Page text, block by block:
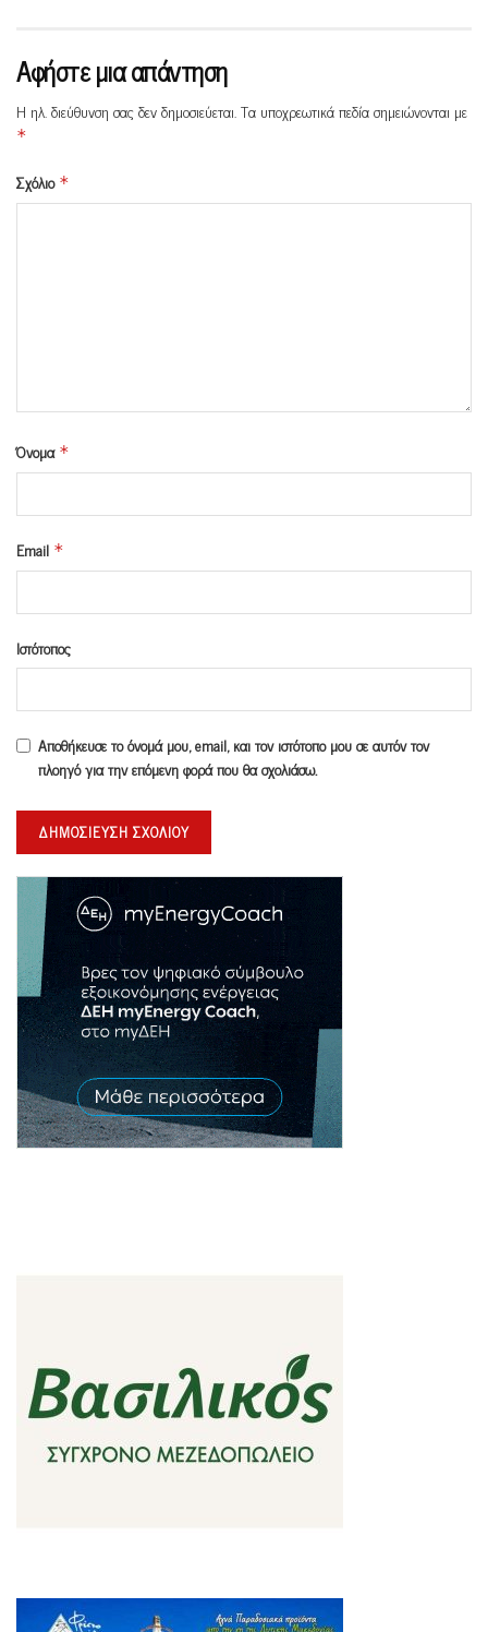
Αφήστε μια απάντηση
Η ηλ. διεύθυνση σας δεν δημοσιεύεται.Τα υποχρεωτικά πεδία σημειώνονται με
*
Σχόλιο *
Όνομα *
Email *
Ιστότοπος
Αποθήκευσε το όνομά μου, email, και τον ιστότοπο μου σε αυτόν τον
πλοηγό για την επόμενη φορά που θα σχολιάσω.